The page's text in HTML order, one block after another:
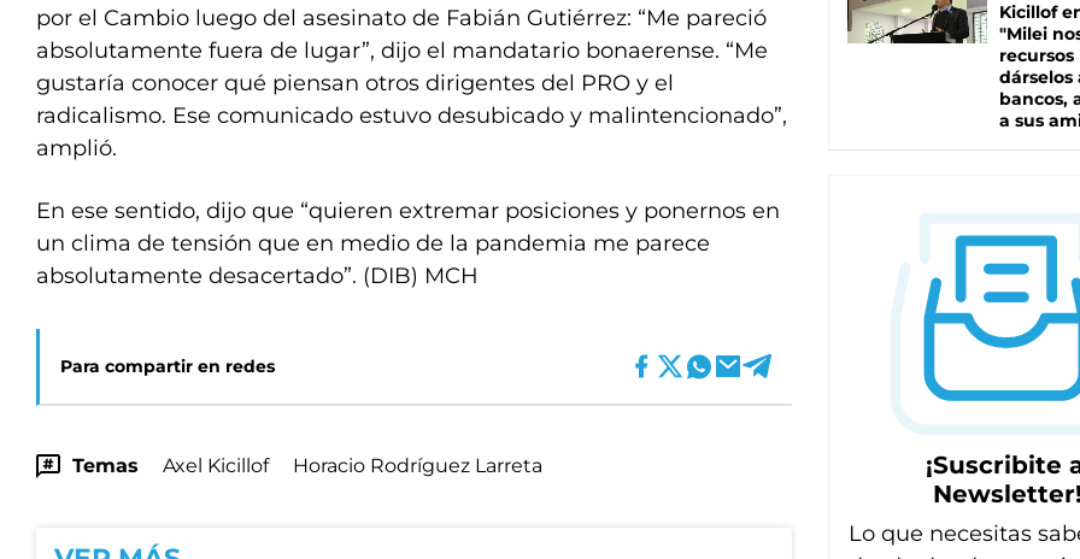
por el Cambio luego del asesinato de Fabián Gutiérrez: “Me pareció
absolutamente fuera de lugar”, dijo el mandatario bonaerense. “Me
gustaría conocer qué piensan otros dirigentes del PRO y el
radicalismo. Ese comunicado estuvo desubicado y malintencionado”,
amplió.
En ese sentido, dijo que “quieren extremar posiciones y ponernos en
un clima de tensión que en medio de la pandemia me parece
absolutamente desacertado”. (DIB) MCH
Para compartir en redes
Temas Axel Kicillof Horacio Rodríguez Larreta
Kicillof
"Milei
recursos
dárselos
bancos,
a sus
¡Suscribite
Newsletter!
Lo que necesitas